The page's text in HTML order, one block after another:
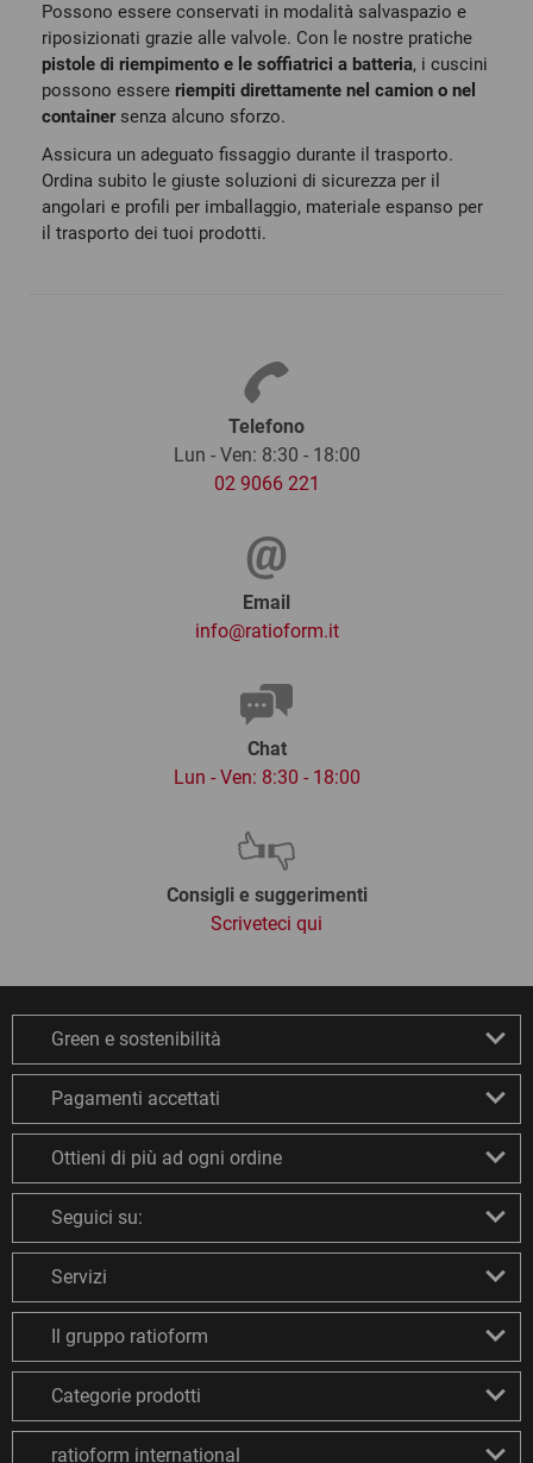
Possono essere conservati in modalità salvaspazio e
riposizionati grazie alle valvole. Con le nostre pratiche
pistole di riempimento e le soffiatrici a batteria, i cuscini
possono essere riempiti direttamente nel camion o nel
container senza alcuno sforzo.
Assicura un adeguato fissaggio durante il trasporto.
Ordina subito le giuste soluzioni di sicurezza per il
angolari e profili per imballaggio, materiale espanso per
il trasporto dei tuoi prodotti.
Telefono
Lun - Ven: 8:30 - 18:00
02 9066 221
Email
info@ratioform.it
Chat
Lun - Ven: 8:30 - 18:00
Consigli e suggerimenti
Scriveteci qui
Green e sostenibilità
Pagamenti accettati
Ottieni di più ad ogni ordine
Seguici su:
Servizi
Il gruppo ratioform
Categorie prodotti
ratioform international